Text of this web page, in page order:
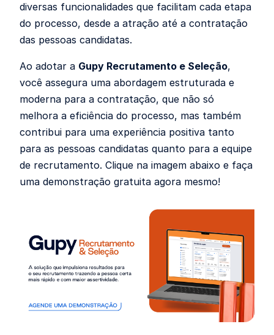
diversas funcionalidades que facilitam cada etapa
do processo, desde a atração até a contratação
das pessoas candidatas.
Ao adotar a Gupy Recrutamento e Seleção,
você assegura uma abordagem estruturada e
moderna para a contratação, que não só
melhora a eficiência do processo, mas também
contribui para uma experiência positiva tanto
para as pessoas candidatas quanto para a equipe
de recrutamento. Clique na imagem abaixo e faça
uma demonstração gratuita agora mesmo!